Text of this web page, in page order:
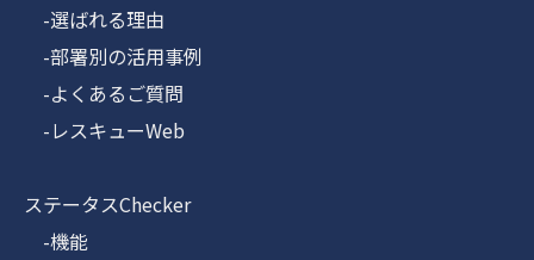
-選ばれる理由
-部署別の活用事例
-よくあるご質問
-レスキューWeb
ステータスChecker
-機能